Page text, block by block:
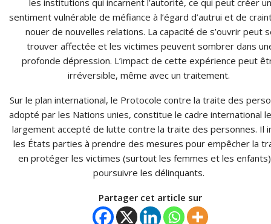
sentiment vulnérable de méfiance à l’égard d’autrui et de
nouer de nouvelles relations. La capacité de s’ouvrir peut
trouver affectée et les victimes peuvent sombrer dans
profonde dépression. L’impact de cette expérience peut
irréversible, même avec un traitement.
Sur le plan international, le Protocole contre la traite des
adopté par les Nations unies, constitue le cadre international
largement accepté de lutte contre la traite des personnes. Il
les États parties à prendre des mesures pour empêcher la
en protéger les victimes (surtout les femmes et les
poursuivre les délinquants.
Partager cet article sur